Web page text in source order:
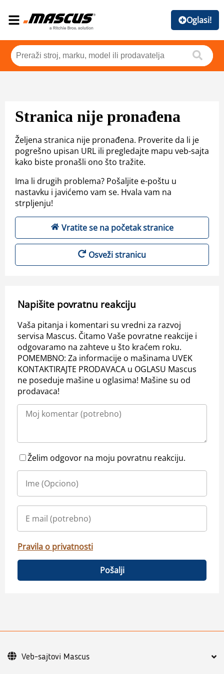
Oglasi!
Stranica nije pronađena
Željena stranica nije pronađena. Proverite da li je
pogrešno upisan URL ili pregledajte mapu veb-sajta
kako biste pronašli ono što tražite.
Ima li drugih problema? Pošaljite e-poštu u
nastavku i javićemo vam se. Hvala vam na
strpljenju!
Vratite se na početak stranice
Osveži stranicu
Napišite povratnu reakciju
Vaša pitanja i komentari su vredni za razvoj
servisa Mascus. Čitamo Vaše povratne reakcije i
odgovaramo na zahteve u što kraćem roku.
POMEMBNO: Za informacije o mašinama UVEK
KONTAKTIRAJTE PRODAVACA u OGLASU Mascus
ne poseduje mašine u oglasima! Mašine su od
prodavaca!
Želim odgovor na moju povratnu reakciju.
Pravila o privatnosti
Pošalji
Veb-sajtovi Mascus